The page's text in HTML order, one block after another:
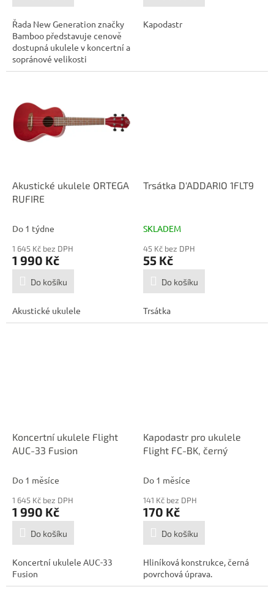
Řada New Generation značky
Bamboo představuje cenově
dostupná ukulele v koncertní a
sopránové velikosti
ozdobená...
Kapodastr
Akustické ukulele ORTEGA
RUFIRE
Do 1 týdne
1 645 Kč bez DPH
1 990 Kč
Do košíku
Akustické ukulele
Trsátka D'ADDARIO 1FLT9
SKLADEM
45 Kč bez DPH
55 Kč
Do košíku
Trsátka
Koncertní ukulele Flight
AUC-33 Fusion
Do 1 měsíce
1 645 Kč bez DPH
1 990 Kč
Do košíku
Koncertní ukulele AUC-33
Fusion
Kapodastr pro ukulele
Flight FC-BK, černý
Do 1 měsíce
141 Kč bez DPH
170 Kč
Do košíku
Hliníková konstrukce, černá
povrchová úprava.